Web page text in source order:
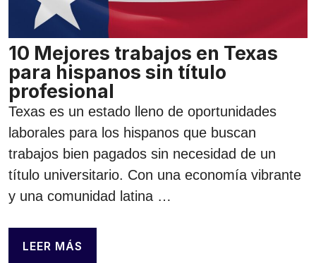
10 Mejores trabajos en Texas
para hispanos sin título
profesional
Texas es un estado lleno de oportunidades
laborales para los hispanos que buscan
trabajos bien pagados sin necesidad de un
título universitario. Con una economía vibrante
y una comunidad latina …
LEER MÁS